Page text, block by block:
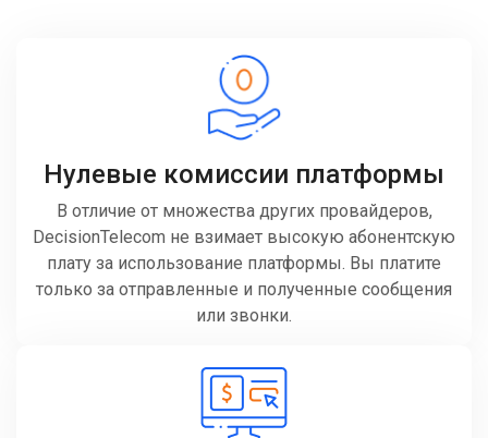
Нулевые комиссии платформы
В отличие от множества других провайдеров,
DecisionTelecom не взимает высокую абонентскую
плату за использование платформы. Вы платите
только за отправленные и полученные сообщения
или звонки.